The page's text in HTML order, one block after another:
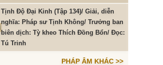
Tịnh Độ Đại Kinh (Tập 134)/ Giải, diễn
nghĩa: Pháp sư Tịnh Không/ Trưởng ban
biên dịch: Tỳ kheo Thích Đồng Bổn/ Đọc:
Tú Trinh
PHÁP ÂM KHÁC >>